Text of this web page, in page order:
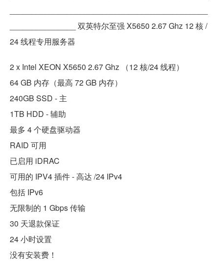
_______________ 双英特尔至强 X5650 2.67 Ghz 12 核 /
24 线程专用服务器
2 x Intel XEON X5650 2.67 Ghz （12 核/24 线程）
64 GB 内存（最高 72 GB 内存）
240GB SSD - 主
1TB HDD - 辅助
最多 4 个硬盘驱动器
RAID 可用
已启用 iDRAC
可用的 IPV4 插件 - 高达 /24 IPv4
包括 IPv6
无限制的 1 Gbps 传输
30 天退款保证
24 小时设置
没有安装费！